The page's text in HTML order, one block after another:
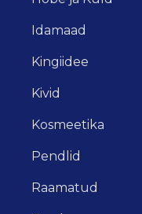
Idamaad
Kingiidee
Kivid
Kosmeetika
Pendlid
Raamatud